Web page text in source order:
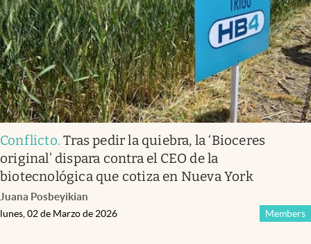
Clase
Clima
Mundial 2026
Eventos Corporativos
El Cronista Studio
Mediakit
abre en nueva pestaña
Argentina
Conflicto.Tras pedir la quiebra, la ‘Bioceres
original’ dispara contra el CEO de la
biotecnológica que cotiza en Nueva York
Juana Posbeyikian
Members
lunes, 02 de Marzo de 2026